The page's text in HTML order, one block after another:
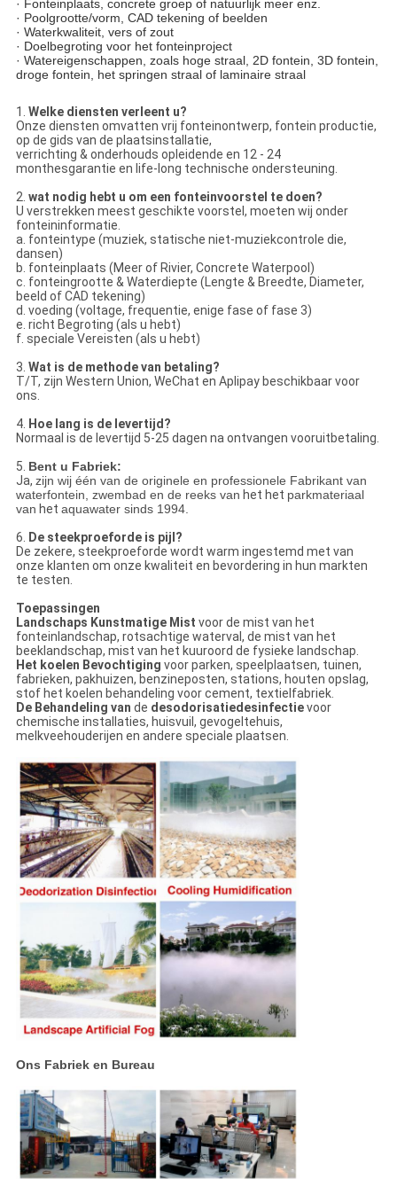
· Fonteinplaats, concrete groep of natuurlijk meer enz.
· Poolgrootte/vorm, CAD tekening of beelden
· Waterkwaliteit, vers of zout
· Doelbegroting voor het fonteinproject
· Watereigenschappen, zoals hoge straal, 2D fontein, 3D fontein,
droge fontein, het springen straal of laminaire straal
1. Welke diensten verleent u?
Onze diensten omvatten vrij fonteinontwerp, fontein productie,
op de gids van de plaatsinstallatie,
verrichting & onderhouds opleidende en 12 - 24
monthesgarantie en life-long technische ondersteuning.
2. wat nodig hebt u om een fonteinvoorstel te doen?
U verstrekken meest geschikte voorstel, moeten wij onder
fonteininformatie.
a. fonteintype (muziek, statische niet-muziekcontrole die,
dansen)
b. fonteinplaats (Meer of Rivier, Concrete Waterpool)
c. fonteingrootte & Waterdiepte (Lengte & Breedte, Diameter,
beeld of CAD tekening)
d. voeding (voltage, frequentie, enige fase of fase 3)
e. richt Begroting (als u hebt)
f. speciale Vereisten (als u hebt)
3. Wat is de methode van betaling?
T/T, zijn Western Union, WeChat en Aplipay beschikbaar voor
ons.
4. Hoe lang is de levertijd?
Normaal is de levertijd 5-25 dagen na ontvangen vooruitbetaling.
5. Bent u Fabriek:
Ja, zijn wij één van de originele en professionele Fabrikant van
waterfontein, zwembad en de reeks van het het parkmateriaal
van het aquawater sinds 1994.
6.
De steekproeforde is pijl?
De zekere, steekproeforde wordt warm ingestemd met van
onze klanten om onze kwaliteit en bevordering in hun markten
te testen.
Toepassingen
Landschaps Kunstmatige Mist voor de mist van het
fonteinlandschap, rotsachtige waterval, de mist van het
beeklandschap, mist van het kuuroord de fysieke landschap.
Het koelen Bevochtiging voor parken, speelplaatsen, tuinen,
fabrieken, pakhuizen, benzineposten, stations, houten opslag,
stof het koelen behandeling voor cement, textielfabriek.
De Behandeling van de desodorisatiedesinfectievoor
chemische installaties, huisvuil, gevogeltehuis,
melkveehouderijen en andere speciale plaatsen.
Ons Fabriek en Bureau